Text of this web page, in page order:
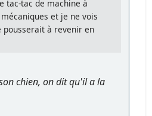
tac-tac de machine à
et je ne vois
pousserait à revenir en
chien, on dit qu'il a la